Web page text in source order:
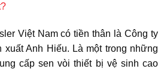
Việt Nam có tiền thân là Công ty
Anh Hiếu. Là một trong những
cấp sen vòi thiết bị vệ sinh cao